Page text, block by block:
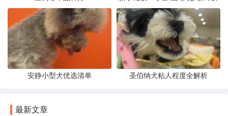
安静小型犬优选清单 圣伯纳犬粘人程度全解析
最新文章